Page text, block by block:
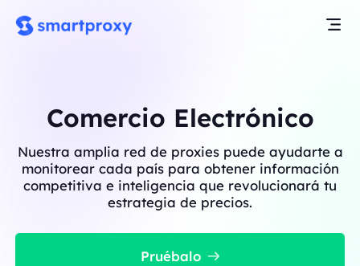
Comercio Electrónico
Nuestra amplia red de proxies puede ayudarte a
monitorear cada país para obtener información
competitiva e inteligencia que revolucionará tu
estrategia de precios.
Pruébalo